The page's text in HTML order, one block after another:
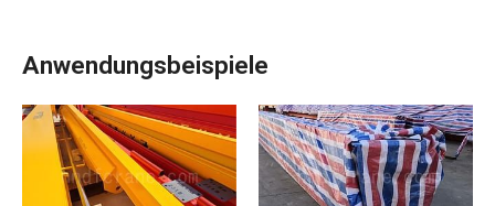
Anwendungsbeispiele